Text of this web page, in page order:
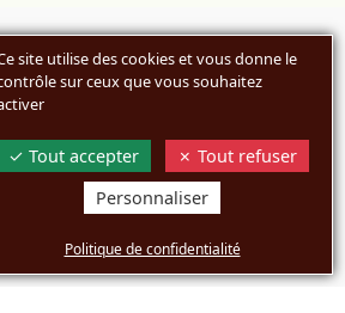
site utilise des cookies et vous donne le
sur ceux que vous souhaitez
Tout accepter
Tout refuser
Personnaliser
Politique de confidentialité